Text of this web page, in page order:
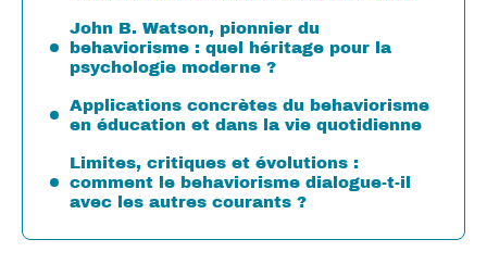
John B. Watson, pionnier du
behaviorisme : quel héritage pour la
psychologie moderne ?
Applications concrètes du behaviorisme
en éducation et dans la vie quotidienne
Limites, critiques et évolutions :
comment le behaviorisme dialogue-t-il
avec les autres courants ?